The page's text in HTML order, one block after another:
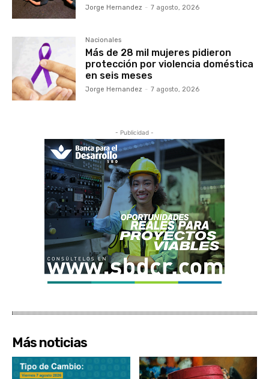
Jorge Hernandez - 7 agosto, 2026
Nacionales
Más de 28 mil mujeres pidieron
protección por violencia doméstica
en seis meses
Jorge Hernandez - 7 agosto, 2026
- Publicidad -
Más noticias